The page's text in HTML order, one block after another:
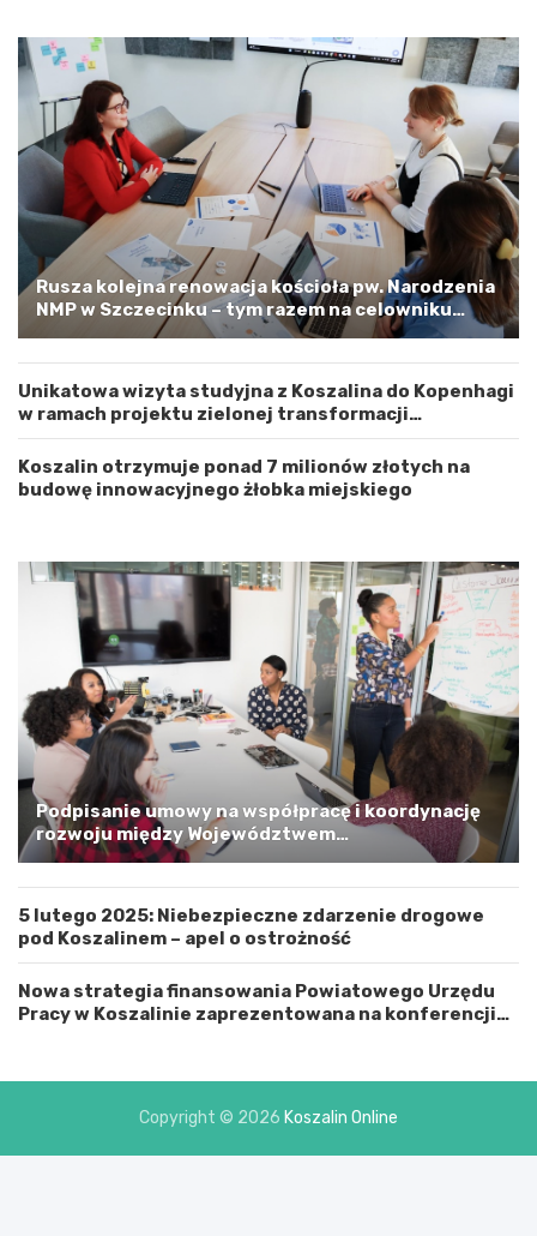
z
y
W
o
e
d
z
w
c
h
o
d
n
p
k
i
m
G
n
i
a
s
t
e
o
i
n
e
m
a
l
o
s
n
o
ś
ć
Rusza kolejna renowacja kościoła pw. Narodzenia
NMP w Szczecinku – tym razem na celowniku
zachodnia elewacja i główne wejście
Unikatowa wizyta studyjna z Koszalina do Kopenhagi
w ramach projektu zielonej transformacji
energetycznej
Koszalin otrzymuje ponad 7 milionów złotych na
budowę innowacyjnego żłobka miejskiego
Podpisanie umowy na współpracę i koordynację
rozwoju między Województwem
Zachodniopomorskim a Gminą Miastem Koszalin
5 lutego 2025: Niebezpieczne zdarzenie drogowe
pod Koszalinem – apel o ostrożność
Nowa strategia finansowania Powiatowego Urzędu
Pracy w Koszalinie zaprezentowana na konferencji
Copyright © 2026 Koszalin Online